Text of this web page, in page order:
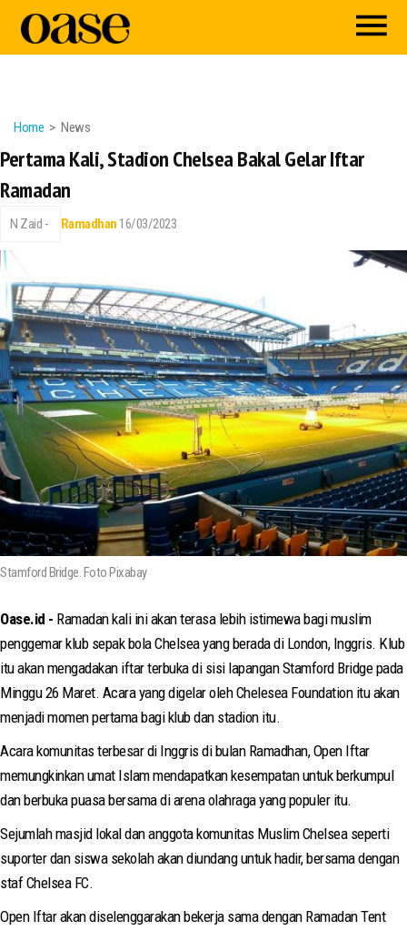
Home News
Pertama Kali, Stadion Chelsea Bakal Gelar Iftar
Ramadan
N Zaid - Ramadhan 16/03/2023
Stamford Bridge. Foto Pixabay
Oase.id - Ramadan kali ini akan terasa lebih istimewa bagi muslim
penggemar klub sepak bola Chelsea yang berada di London, Inggris. Klub
itu akan mengadakan iftar terbuka di sisi lapangan Stamford Bridge pada
Minggu 26 Maret. Acara yang digelar oleh Chelesea Foundation itu akan
menjadi momen pertama bagi klub dan stadion itu.
Acara komunitas terbesar di Inggris di bulan Ramadhan, Open Iftar
memungkinkan umat Islam mendapatkan kesempatan untuk berkumpul
dan berbuka puasa bersama di arena olahraga yang populer itu.
Sejumlah masjid lokal dan anggota komunitas Muslim Chelsea seperti
suporter dan siswa sekolah akan diundang untuk hadir, bersama dengan
staf Chelsea FC.
Open Iftar akan diselenggarakan bekerja sama dengan Ramadan Tent